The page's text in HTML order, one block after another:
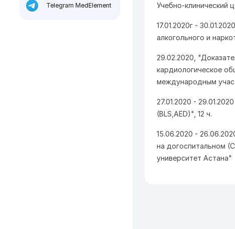
Telegram MedElement
Учебно-клинический
17.01.2020г -
алкогольного и
29.02.2020,
кардиологическое
международным
27.01.2020 -
(BLS,AED)", 12 ч.
15.06.2020 -
на догоспитальном
университет Астана"